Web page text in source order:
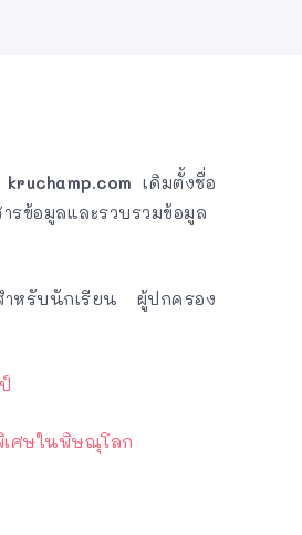
kruchamp.com เดิมตั้งชื่อ
รข้อมูลและรวบรวมข้อมูล
ำหรับนักเรียน ผู้ปกครอง
เศษในพิษณุโลก